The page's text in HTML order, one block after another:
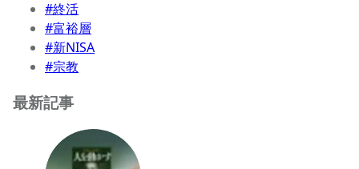
#終活
#富裕層
#新NISA
#宗教
最新記事